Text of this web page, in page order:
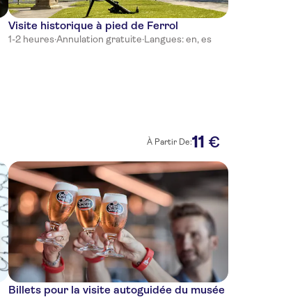
Visite historique à pied de Ferrol
1-2 heures·Annulation gratuite·Langues: en, es
À Partir De:11 €
Billets pour la visite autoguidée du musée